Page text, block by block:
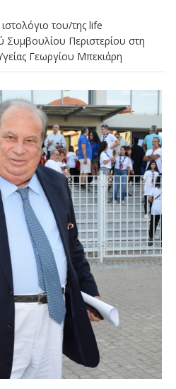
του/της life
Περιστερίου στη
Γεωργίου Μπεκιάρη